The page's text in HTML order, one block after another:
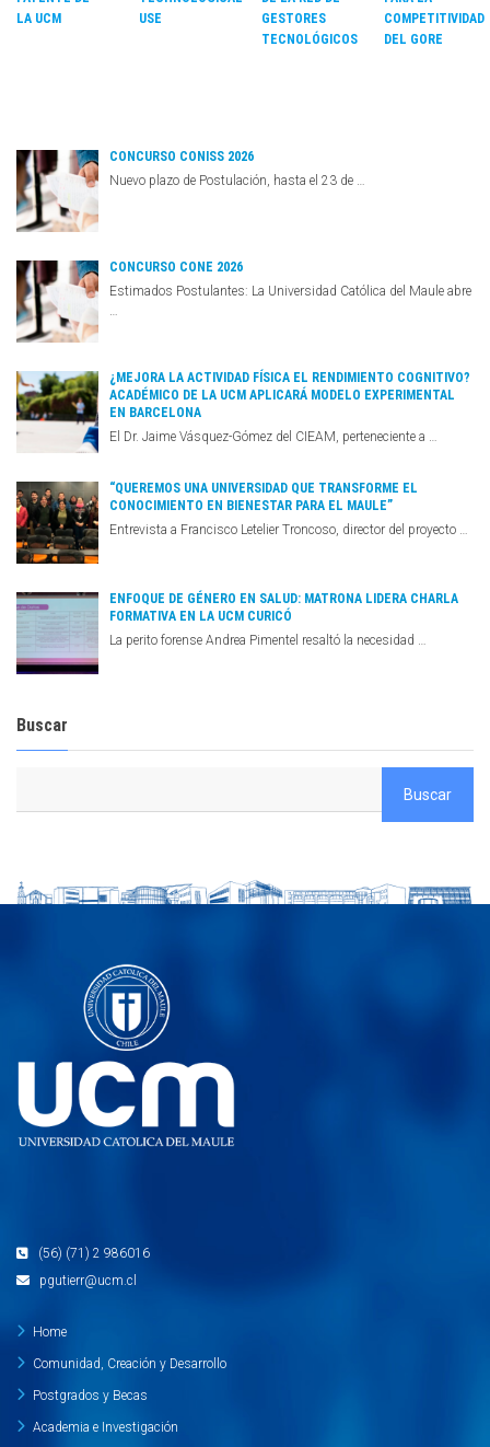
LA UCM
USE
GESTORES
TECNOLÓGICOS
COMPETITIVIDAD
DEL GORE
CONCURSO CONISS 2026
Nuevo plazo de Postulación, hasta el 23 de …
CONCURSO CONE 2026
Estimados Postulantes: La Universidad Católica del Maule abre
…
¿MEJORA LA ACTIVIDAD FÍSICA EL RENDIMIENTO COGNITIVO?
ACADÉMICO DE LA UCM APLICARÁ MODELO EXPERIMENTAL
EN BARCELONA
El Dr. Jaime Vásquez-Gómez del CIEAM, perteneciente a …
“QUEREMOS UNA UNIVERSIDAD QUE TRANSFORME EL
CONOCIMIENTO EN BIENESTAR PARA EL MAULE”
Entrevista a Francisco Letelier Troncoso, director del proyecto …
ENFOQUE DE GÉNERO EN SALUD: MATRONA LIDERA CHARLA
FORMATIVA EN LA UCM CURICÓ
La perito forense Andrea Pimentel resaltó la necesidad …
Buscar
(56) (71) 2 986016
pgutierr@ucm.cl
Home
Comunidad, Creación y Desarrollo
Postgrados y Becas
Academia e Investigación